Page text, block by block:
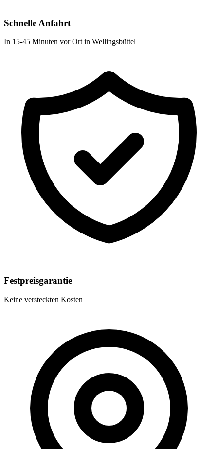
Schnelle Anfahrt
In 15-45 Minuten vor Ort in Wellingsbüttel
Festpreisgarantie
Keine versteckten Kosten